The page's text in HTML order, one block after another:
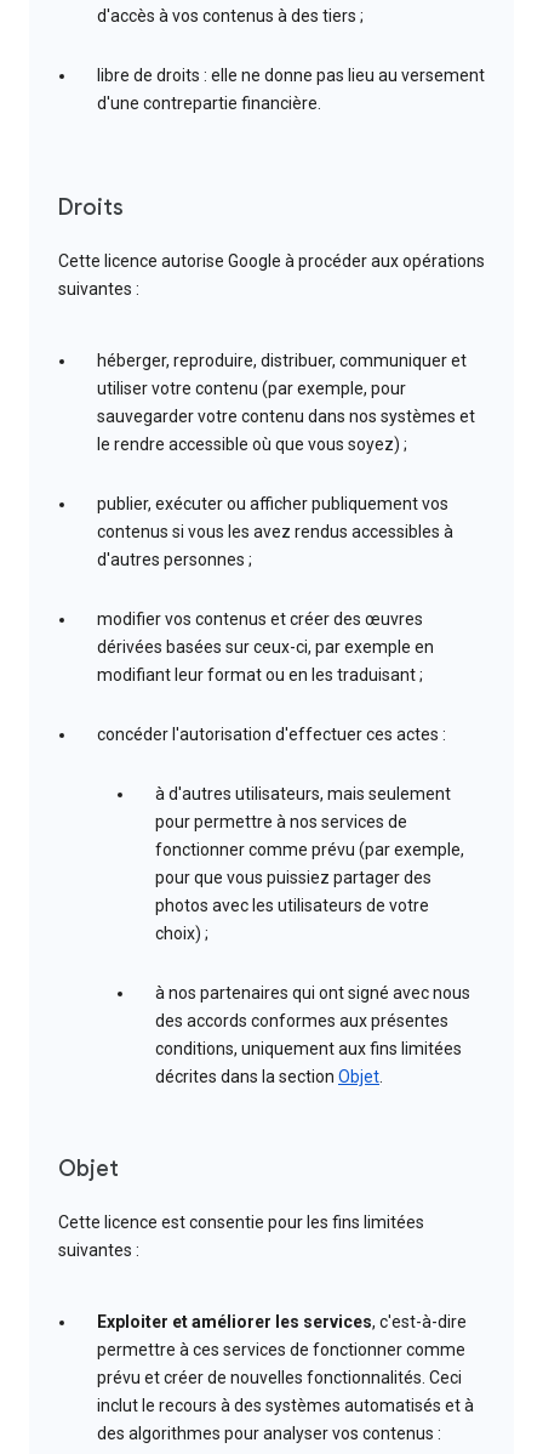
d'accès à vos contenus à des tiers ;
libre de droits : elle ne donne pas lieu au versement
d'une contrepartie financière.
Droits
Cette licence autorise Google à procéder aux opérations
suivantes :
héberger, reproduire, distribuer, communiquer et
utiliser votre contenu (par exemple, pour
sauvegarder votre contenu dans nos systèmes et
le rendre accessible où que vous soyez) ;
publier, exécuter ou afficher publiquement vos
contenus si vous les avez rendus accessibles à
d'autres personnes ;
modifier vos contenus et créer des œuvres
dérivées basées sur ceux-ci, par exemple en
modifiant leur format ou en les traduisant ;
concéder l'autorisation d'effectuer ces actes :
à d'autres utilisateurs, mais seulement
pour permettre à nos services de
fonctionner comme prévu (par exemple,
pour que vous puissiez partager des
photos avec les utilisateurs de votre
choix) ;
à nos partenaires qui ont signé avec nous
des accords conformes aux présentes
conditions, uniquement aux fins limitées
décrites dans la section Objet.
Objet
Cette licence est consentie pour les fins limitées
suivantes :
Exploiter et améliorer les services, c'est-à-dire
permettre à ces services de fonctionner comme
prévu et créer de nouvelles fonctionnalités. Ceci
inclut le recours à des systèmes automatisés et à
des algorithmes pour analyser vos contenus :